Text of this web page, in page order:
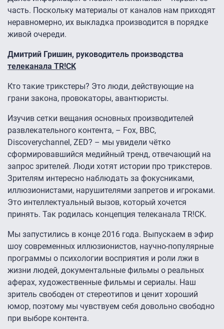
часть. Поскольку материалы от каналов нам приходят
неравномерно, их выкладка производится в порядке
живой очереди.
Дмитрий Гришин, руководитель производства
телеканала TR!CK
Кто такие трикстеры? Это люди, действующие на
грани закона, провокаторы, авантюристы.
Изучив сетки вещания основных производителей
развлекательного контента, – Fox, BBC,
Discoverychannel, ZED? – мы увидели чётко
сформировавшийся медийный тренд, отвечающий на
запрос зрителей. Люди хотят истории про трикстеров.
Зрителям интересно наблюдать за фокусниками,
иллюзионистами, нарушителями запретов и игроками.
Это интеллектуальный вызов, который хочется
принять. Так родилась концепция телеканала TR!CK.
Мы запустились в конце 2016 года. Выпускаем в эфир
шоу современных иллюзионистов, научно-популярные
программы о психологии восприятия и роли лжи в
жизни людей, документальные фильмы о реальных
аферах, художественные фильмы и сериалы. Наш
зритель свободен от стереотипов и ценит хороший
юмор, поэтому мы чувствуем себя довольно свободно
при выборе контента.